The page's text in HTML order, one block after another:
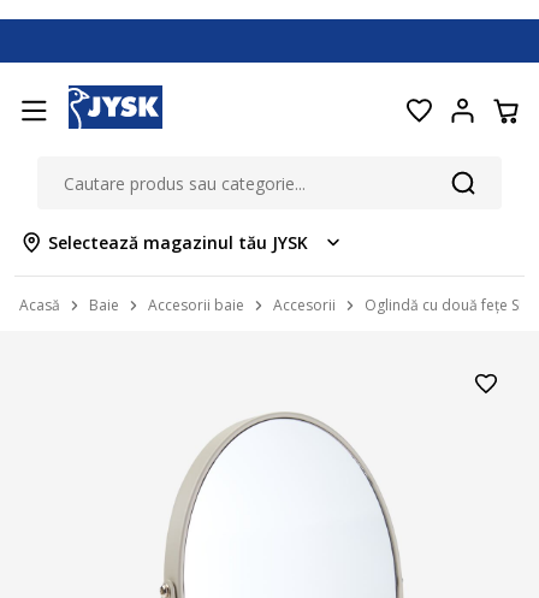
Selectează magazinul tău JYSK
Acasă Baie Accesorii baie Accesorii Oglindă cu două fețe